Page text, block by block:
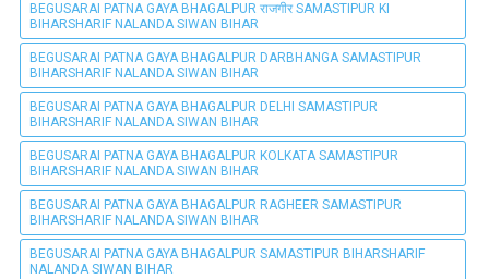
BEGUSARAI PATNA GAYA BHAGALPUR राजगीर SAMASTIPUR KI
BIHARSHARIF NALANDA SIWAN BIHAR
BEGUSARAI PATNA GAYA BHAGALPUR DARBHANGA SAMASTIPUR
BIHARSHARIF NALANDA SIWAN BIHAR
BEGUSARAI PATNA GAYA BHAGALPUR DELHI SAMASTIPUR
BIHARSHARIF NALANDA SIWAN BIHAR
BEGUSARAI PATNA GAYA BHAGALPUR KOLKATA SAMASTIPUR
BIHARSHARIF NALANDA SIWAN BIHAR
BEGUSARAI PATNA GAYA BHAGALPUR RAGHEER SAMASTIPUR
BIHARSHARIF NALANDA SIWAN BIHAR
BEGUSARAI PATNA GAYA BHAGALPUR SAMASTIPUR BIHARSHARIF
NALANDA SIWAN BIHAR